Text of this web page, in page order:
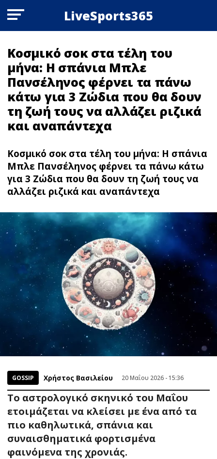
LiveSports365
Κοσμικό σοκ στα τέλη του
μήνα: Η σπάνια Μπλε
Πανσέληνος φέρνει τα πάνω
κάτω για 3 Zώδια που θα δουν
τη ζωή τους να αλλάζει ριζικά
και αναπάντεχα
Κοσμικό σοκ στα τέλη του μήνα: Η σπάνια
Μπλε Πανσέληνος φέρνει τα πάνω κάτω
για 3 Zώδια που θα δουν τη ζωή τους να
αλλάζει ριζικά και αναπάντεχα
GOSSIP Χρήστος Βασιλείου 20 Μαΐου 2026 - 15:36
Το αστρολογικό σκηνικό του Μαΐου
ετοιμάζεται να κλείσει με ένα από τα
πιο καθηλωτικά, σπάνια και
συναισθηματικά φορτισμένα
φαινόμενα της χρονιάς.